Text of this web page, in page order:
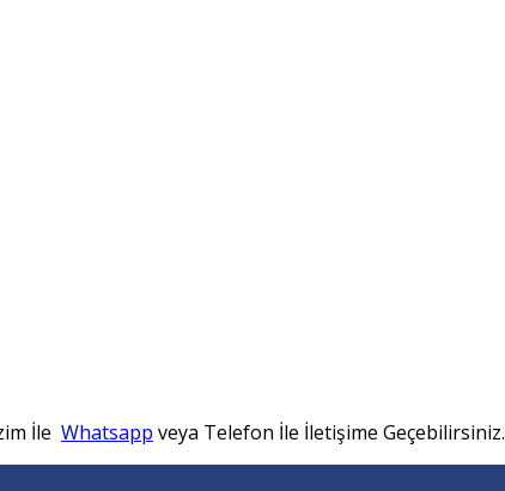
İle Whatsapp veya Telefon İle İletişime Geçebilirsiniz.